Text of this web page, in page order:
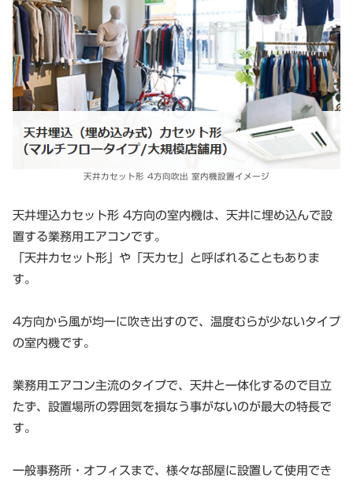
天井カセット形 4方向吹出 室内機設置イメージ
天井埋込カセット形 4方向の室内機は、天井に埋め込んで設
置する業務用エアコンです。
「天井カセット形」や「天カセ」と呼ばれることもありま
す。
4方向から風が均一に吹き出すので、温度むらが少ないタイプ
の室内機です。
業務用エアコン主流のタイプで、天井と一体化するので目立
たず、設置場所の雰囲気を損なう事がないのが最大の特長で
す。
一般事務所・オフィスまで、様々な部屋に設置して使用でき